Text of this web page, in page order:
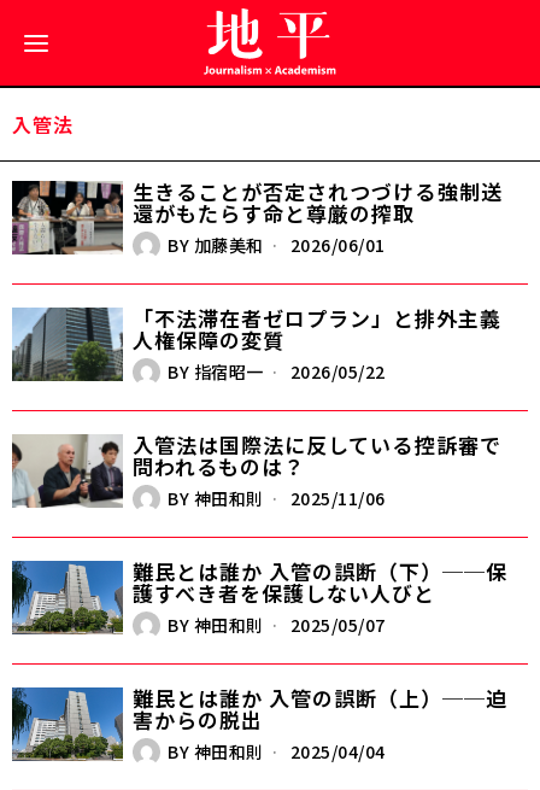
入管法
生きることが否定されつづける――強制送
還がもたらす命と尊厳の搾取
BY 加藤美和 2026/06/01
「不法滞在者ゼロプラン」と排外主義――
人権保障の変質
BY 指宿昭一 2026/05/22
入管法は国際法に反している――控訴審で
問われるものは？
BY 神田和則 2025/11/06
難民とは誰か 入管の誤断（下）──保
護すべき者を保護しない人びと
BY 神田和則 2025/05/07
難民とは誰か 入管の誤断（上）──迫
害からの脱出
BY 神田和則 2025/04/04